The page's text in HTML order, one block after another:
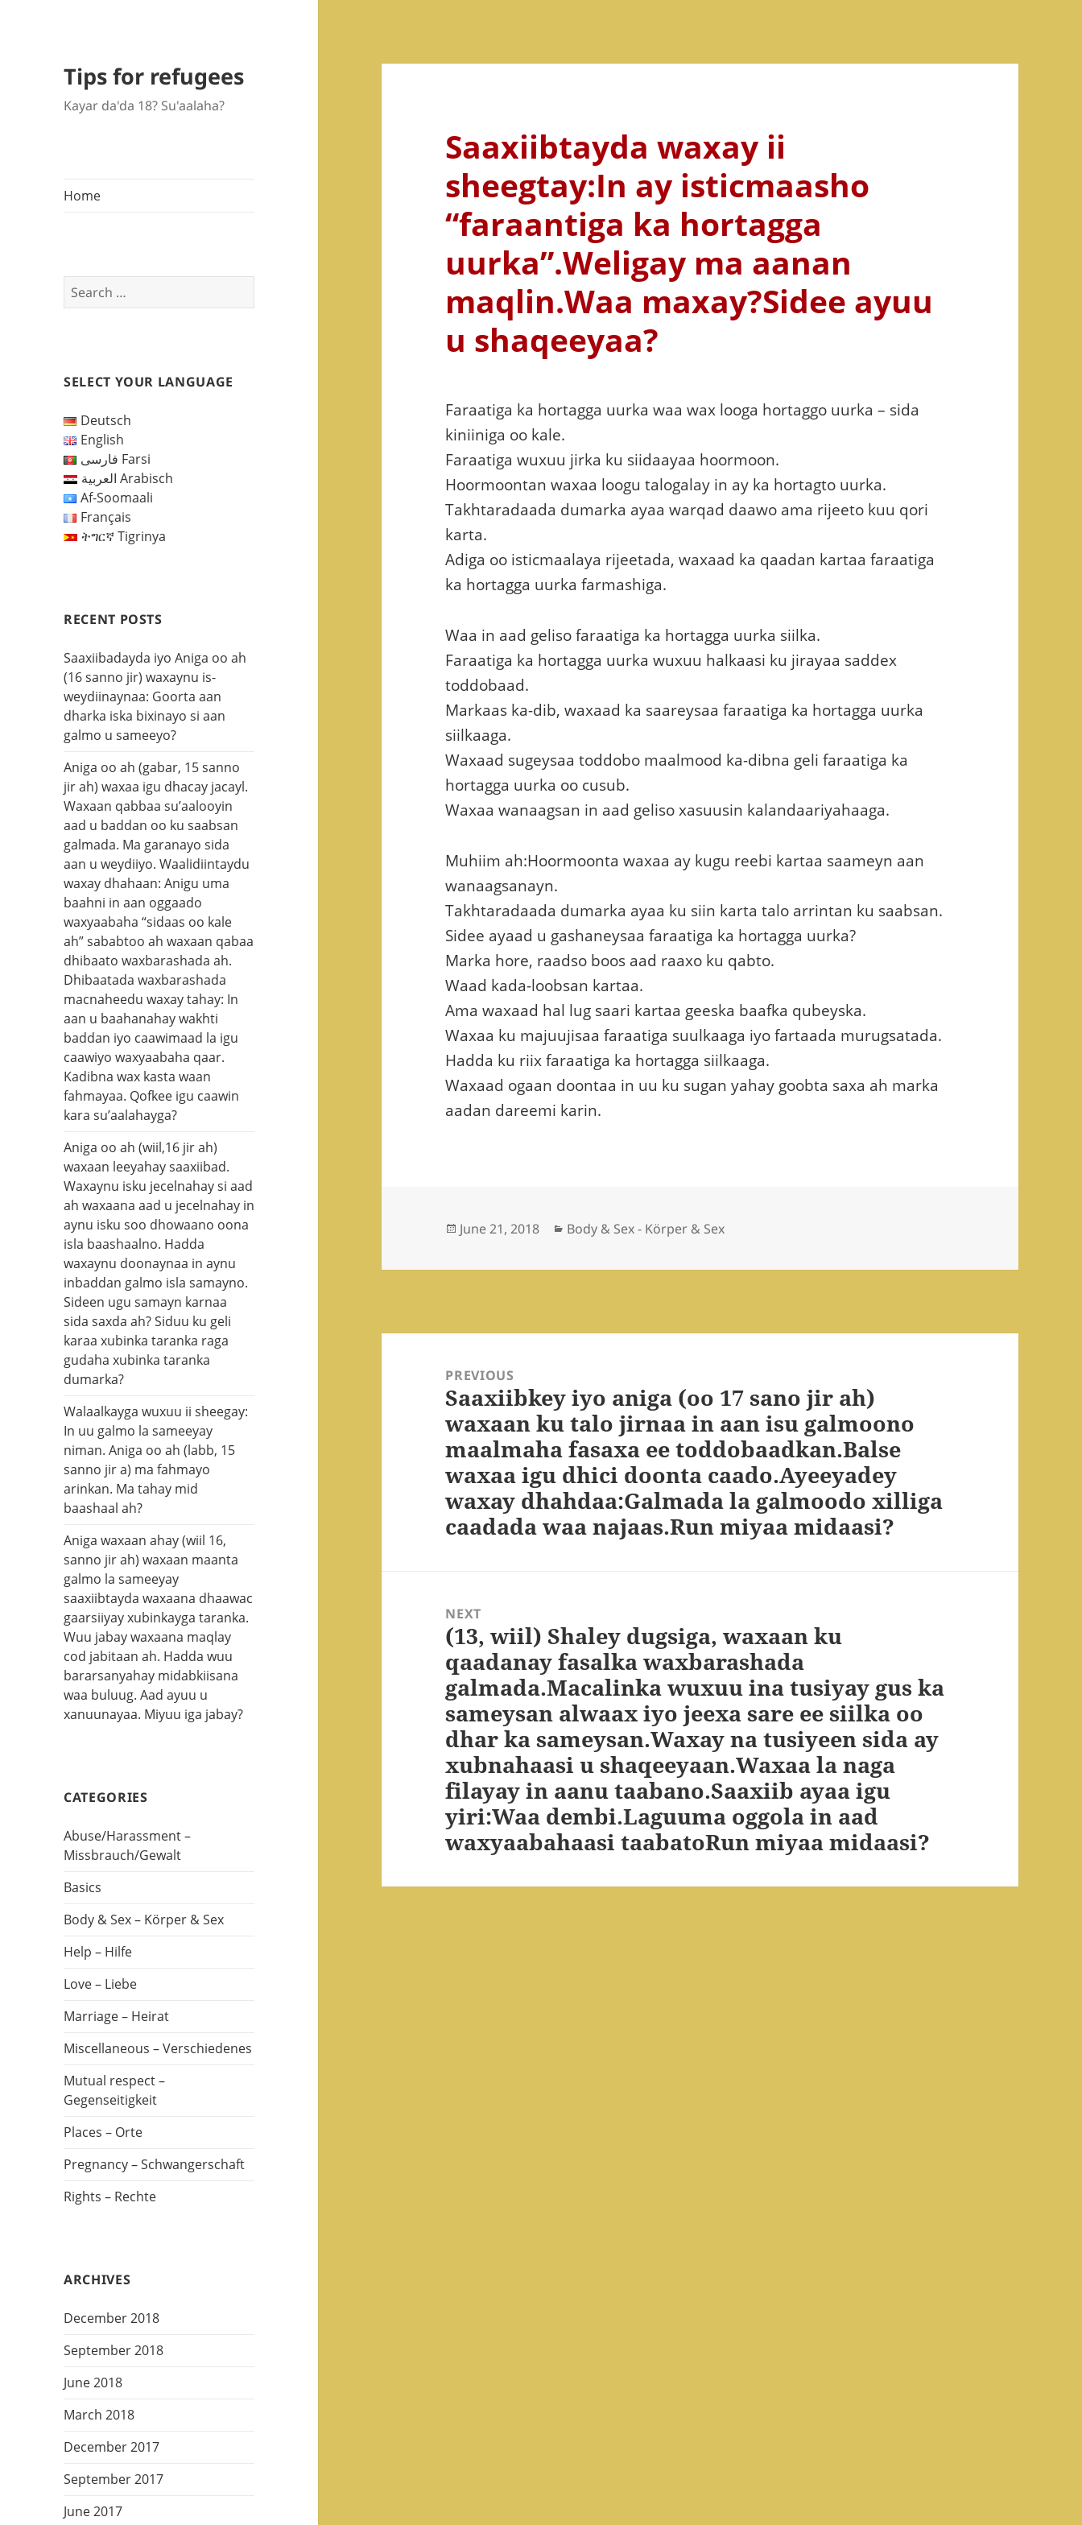
Tips for refugees
Kayar da'da 18? Su'aalaha?
Home
Search
for:
SELECT YOUR LANGUAGE
Deutsch
English
فارسی Farsi
العربية Arabisch
Af-Soomaali
Français
ትግርኛ Tigrinya
RECENT POSTS
Saaxiibadayda iyo Aniga oo ah
(16 sanno jir) waxaynu is-
weydiinaynaa: Goorta aan
dharka iska bixinayo si aan
galmo u sameeyo?
Aniga oo ah (gabar, 15 sanno
jir ah) waxaa igu dhacay jacayl.
Waxaan qabbaa su’aalooyin
aad u baddan oo ku saabsan
galmada. Ma garanayo sida
aan u weydiiyo. Waalidiintaydu
waxay dhahaan: Anigu uma
baahni in aan oggaado
waxyaabaha “sidaas oo kale
ah” sababtoo ah waxaan qabaa
dhibaato waxbarashada ah.
Dhibaatada waxbarashada
macnaheedu waxay tahay: In
aan u baahanahay wakhti
baddan iyo caawimaad la igu
caawiyo waxyaabaha qaar.
Kadibna wax kasta waan
fahmayaa. Qofkee igu caawin
kara su’aalahayga?
Aniga oo ah (wiil,16 jir ah)
waxaan leeyahay saaxiibad.
Waxaynu isku jecelnahay si aad
ah waxaana aad u jecelnahay in
aynu isku soo dhowaano oona
isla baashaalno. Hadda
waxaynu doonaynaa in aynu
inbaddan galmo isla samayno.
Sideen ugu samayn karnaa
sida saxda ah? Siduu ku geli
karaa xubinka taranka raga
gudaha xubinka taranka
dumarka?
Walaalkayga wuxuu ii sheegay:
In uu galmo la sameeyay
niman. Aniga oo ah (labb, 15
sanno jir a) ma fahmayo
arinkan. Ma tahay mid
baashaal ah?
Aniga waxaan ahay (wiil 16,
sanno jir ah) waxaan maanta
galmo la sameeyay
saaxiibtayda waxaana dhaawac
gaarsiiyay xubinkayga taranka.
Wuu jabay waxaana maqlay
cod jabitaan ah. Hadda wuu
bararsanyahay midabkiisana
waa buluug. Aad ayuu u
xanuunayaa. Miyuu iga jabay?
CATEGORIES
Abuse/Harassment –
Missbrauch/Gewalt
Basics
Body & Sex – Körper & Sex
Help – Hilfe
Love – Liebe
Marriage – Heirat
Miscellaneous – Verschiedenes
Mutual respect –
Gegenseitigkeit
Places – Orte
Pregnancy – Schwangerschaft
Rights – Rechte
ARCHIVES
December 2018
September 2018
June 2018
March 2018
December 2017
September 2017
June 2017
Saaxiibtayda waxay ii
sheegtay:In ay isticmaasho
“faraantiga ka hortagga
uurka”.Weligay ma aanan
maqlin.Waa maxay?Sidee ayuu
u shaqeeyaa?
Faraatiga ka hortagga uurka waa wax looga hortaggo uurka – sida
kiniiniga oo kale.
Faraatiga wuxuu jirka ku siidaayaa hoormoon.
Hoormoontan waxaa loogu talogalay in ay ka hortagto uurka.
Takhtaradaada dumarka ayaa warqad daawo ama rijeeto kuu qori
karta.
Adiga oo isticmaalaya rijeetada, waxaad ka qaadan kartaa faraatiga
ka hortagga uurka farmashiga.
Waa in aad geliso faraatiga ka hortagga uurka siilka.
Faraatiga ka hortagga uurka wuxuu halkaasi ku jirayaa saddex
toddobaad.
Markaas ka-dib, waxaad ka saareysaa faraatiga ka hortagga uurka
siilkaaga.
Waxaad sugeysaa toddobo maalmood ka-dibna geli faraatiga ka
hortagga uurka oo cusub.
Waxaa wanaagsan in aad geliso xasuusin kalandaariyahaaga.
Muhiim ah:Hoormoonta waxaa ay kugu reebi kartaa saameyn aan
wanaagsanayn.
Takhtaradaada dumarka ayaa ku siin karta talo arrintan ku saabsan.
Sidee ayaad u gashaneysaa faraatiga ka hortagga uurka?
Marka hore, raadso boos aad raaxo ku qabto.
Waad kada-loobsan kartaa.
Ama waxaad hal lug saari kartaa geeska baafka qubeyska.
Waxaa ku majuujisaa faraatiga suulkaaga iyo fartaada murugsatada.
Hadda ku riix faraatiga ka hortagga siilkaaga.
Waxaad ogaan doontaa in uu ku sugan yahay goobta saxa ah marka
aadan dareemi karin.
Posted
June 21, 2018 Categories
Body & Sex - Körper & Sex
navigationPREVIOUS
Previous
post:
Saaxiibkey iyo aniga (oo 17 sano jir ah)
waxaan ku talo jirnaa in aan isu galmoono
maalmaha fasaxa ee toddobaadkan.Balse
waxaa igu dhici doonta caado.Ayeeyadey
waxay dhahdaa:Galmada la galmoodo xilliga
caadada waa najaas.Run miyaa midaasi?
NEXT
Next
post:
(13, wiil) Shaley dugsiga, waxaan ku
qaadanay fasalka waxbarashada
galmada.Macalinka wuxuu ina tusiyay gus ka
sameysan alwaax iyo jeexa sare ee siilka oo
dhar ka sameysan.Waxay na tusiyeen sida ay
xubnahaasi u shaqeeyaan.Waxaa la naga
filayay in aanu taabano.Saaxiib ayaa igu
yiri:Waa dembi.Laguuma oggola in aad
waxyaabahaasi taabatoRun miyaa midaasi?